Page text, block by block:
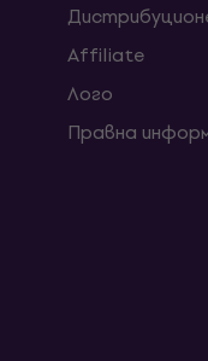
Affiliate
Лого
Правна